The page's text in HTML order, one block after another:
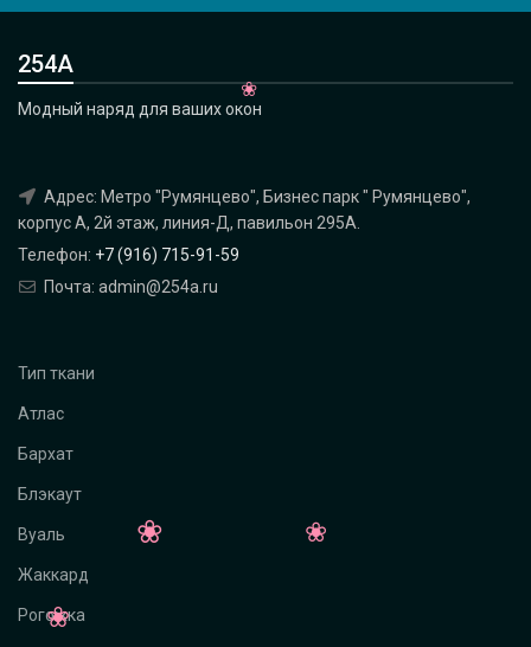
254А
Модный наряд для ваших окон
Адрес: Метро "Румянцево", Бизнес парк " Румянцево",
корпус А, 2й этаж, линия-Д, павильон 295A.
Телефон: +7 (916) 715-91-59
Почта: admin@254a.ru
Тип ткани
Атлас
Бархат
Блэкаут
Вуаль
Жаккард
Рогожка